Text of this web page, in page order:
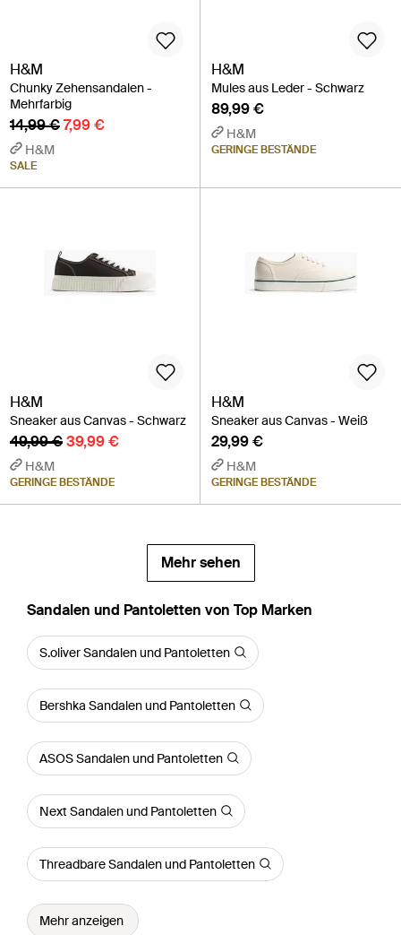
H&M
Chunky Zehensandalen -
Mehrfarbig
14,99 €7,99 €
H&M
SALE
H&M
Mules aus Leder - Schwarz
89,99 €
H&M
GERINGE BESTÄNDE
H&M
Sneaker aus Canvas - Schwarz
49,99 €39,99 €
H&M
GERINGE BESTÄNDE
H&M
Sneaker aus Canvas - Weiß
29,99 €
H&M
GERINGE BESTÄNDE
Mehr sehen
Sandalen und Pantoletten von Top Marken
S.oliver Sandalen und Pantoletten
Bershka Sandalen und Pantoletten
ASOS Sandalen und Pantoletten
Next Sandalen und Pantoletten
Threadbare Sandalen und Pantoletten
Mehr anzeigen